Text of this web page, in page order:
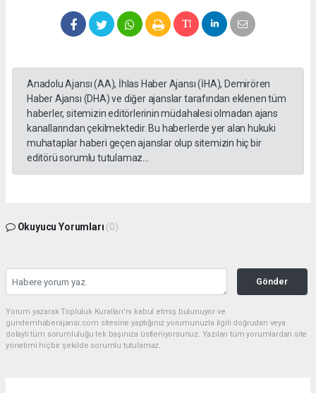
Anadolu Ajansı (AA), İhlas Haber Ajansı (İHA), Demirören
Haber Ajansı (DHA) ve diğer ajanslar tarafından eklenen tüm
haberler, sitemizin editörlerinin müdahalesi olmadan ajans
kanallarından çekilmektedir. Bu haberlerde yer alan hukuki
muhataplar haberi geçen ajanslar olup sitemizin hiç bir
editörü sorumlu tutulamaz...
Okuyucu Yorumları (0)
Gönder
Yorum yazarak Topluluk Kuralları’nı kabul etmiş bulunuyor ve
gundemhaberajansi.com sitesine yaptığınız yorumunuzla ilgili doğrudan veya
dolaylı tüm sorumluluğu tek başınıza üstleniyorsunuz. Yazılan tüm yorumlardan site
yönetimi hiçbir şekilde sorumlu tutulamaz.